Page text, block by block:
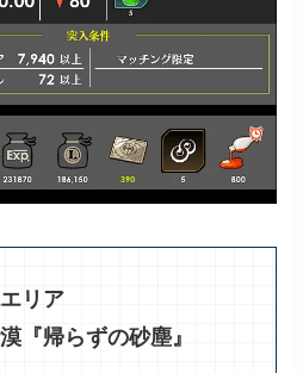
リア
『帰らずの砂塵』